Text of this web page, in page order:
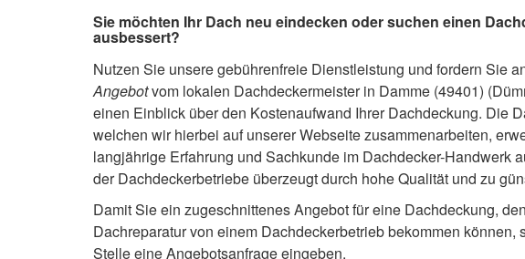
Sie möchten Ihr Dach neu eindecken oder suchen einen
ausbessert?
Nutzen Sie unsere gebührenfreie Dienstleistung und fordern Sie
Angebotvom lokalen Dachdeckermeister in Damme (49401)
einen Einblick über den Kostenaufwand Ihrer Dachdeckung. Die
welchen wir hierbei auf unserer Webseite zusammenarbeiten,
langjährige Erfahrung und Sachkunde im Dachdecker-Handwerk
der Dachdeckerbetriebe überzeugt durch hohe Qualität und zu
Damit Sie ein zugeschnittenes Angebot für eine Dachdeckung,
Dachreparatur von einem Dachdeckerbetrieb bekommen können,
Stelle eine Angebotsanfrage eingeben.